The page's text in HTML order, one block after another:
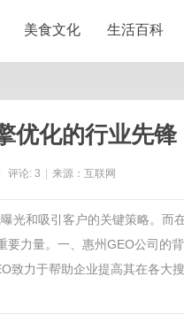
美食文化 生活百科
优化的行业先锋
评论: 3 来源：互联网
光和吸引客户的关键策略。而
力量。一、惠州GEO公司的
致力于帮助企业提高其在各大